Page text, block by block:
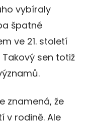
vybíraly
špatné
ve 21. století
sen totiž
znamená, že
v rodině. Ale